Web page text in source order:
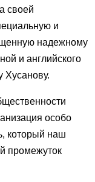
своей
и
надежному
и английского
Хусанову.
особо
который наш
промежуток